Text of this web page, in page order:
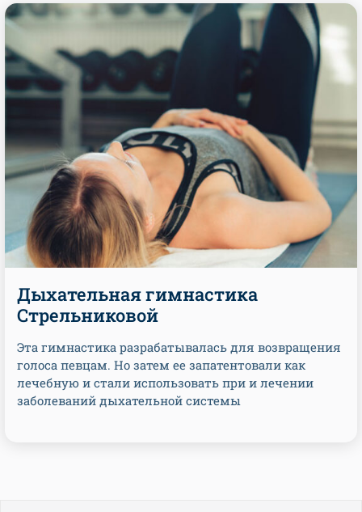
Дыхательная гимнастика
Стрельниковой
Эта гимнастика разрабатывалась для возвращения
голоса певцам. Но затем ее запатентовали как
лечебную и стали использовать при и лечении
заболеваний дыхательной системы